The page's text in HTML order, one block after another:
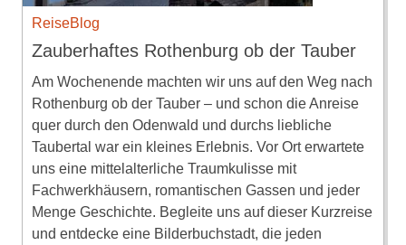
ReiseBlog
Zauberhaftes Rothenburg ob der Tauber
Am Wochenende machten wir uns auf den Weg nach
Rothenburg ob der Tauber – und schon die Anreise
quer durch den Odenwald und durchs liebliche
Taubertal war ein kleines Erlebnis. Vor Ort erwartete
uns eine mittelalterliche Traumkulisse mit
Fachwerkhäusern, romantischen Gassen und jeder
Menge Geschichte. Begleite uns auf dieser Kurzreise
und entdecke eine Bilderbuchstadt, die jeden